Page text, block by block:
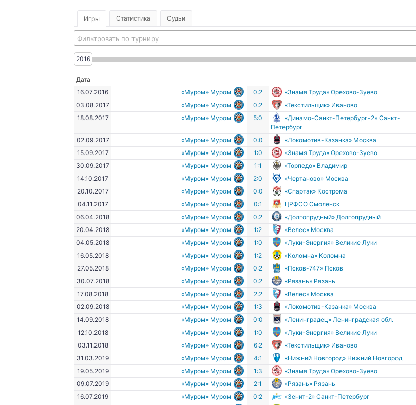
Игры Статистика Судьи
Фильтровать по турниру
2016
Дата
16.07.2016
«Муром» Муром 0:2 «Знамя Труда» Орехово-Зуево
03.08.2017
«Муром» Муром 0:2 «Текстильщик» Иваново
18.08.2017
«Муром» Муром 5:0
«Динамо-Санкт-Петербург-2» Санкт-
Петербург
02.09.2017 «Муром» Муром 0:0 «Локомотив-Казанка» Москва
15.09.2017
«Муром» Муром 1:0 «Знамя Труда» Орехово-Зуево
30.09.2017
«Муром» Муром 1:1 «Торпедо» Владимир
14.10.2017
«Муром» Муром 2:0 «Чертаново» Москва
20.10.2017
«Муром» Муром 0:0 «Спартак» Кострома
04.11.2017
«Муром» Муром 0:1 ЦРФСО Смоленск
06.04.2018
«Муром» Муром 0:2 «Долгопрудный» Долгопрудный
20.04.2018
«Муром» Муром 1:2 «Велес» Москва
04.05.2018
«Муром» Муром 1:0 «Луки-Энергия» Великие Луки
16.05.2018
«Муром» Муром 1:2 «Коломна» Коломна
27.05.2018
«Муром» Муром 0:2 «Псков-747» Псков
30.07.2018
«Муром» Муром 0:2 «Рязань» Рязань
17.08.2018
«Муром» Муром 2:2 «Велес» Москва
02.09.2018
«Муром» Муром 1:3 «Локомотив-Казанка» Москва
14.09.2018
«Муром» Муром 0:0 «Ленинградец» Ленинградская обл.
12.10.2018
«Муром» Муром 1:0 «Луки-Энергия» Великие Луки
03.11.2018
«Муром» Муром 6:2 «Текстильщик» Иваново
31.03.2019
«Муром» Муром 4:1 «Нижний Новгород» Нижний Новгород
19.05.2019
«Муром» Муром 1:3 «Знамя Труда» Орехово-Зуево
09.07.2019
«Муром» Муром 2:1 «Рязань» Рязань
16.07.2019
«Муром» Муром 0:2 «Зенит-2» Санкт-Петербург